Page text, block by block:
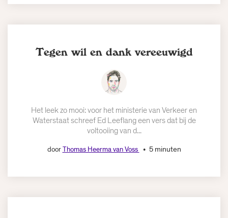
Tegen wil en dank vereeuwigd
Het leek zo mooi: voor het ministerie van Verkeer en
Waterstaat schreef Ed Leeflang een vers dat bij de
voltooiing van d...
doorThomas Heerma van Voss 5 minuten